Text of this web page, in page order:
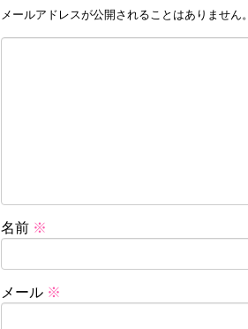
メールアドレスが公開されることはありません。
名前 ※
メール ※